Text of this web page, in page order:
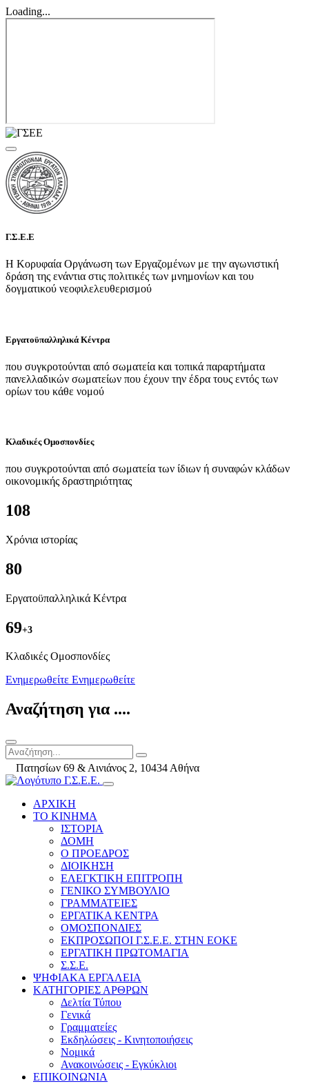
Loading...
Γ.Σ.Ε.Ε
Η Κορυφαία Οργάνωση των Εργαζομένων με την αγωνιστική
δράση της ενάντια στις πολιτικές των μνημονίων και του
δογματικού νεοφιλελευθερισμού
Εργατοϋπαλληλικά Κέντρα
που συγκροτούνται από σωματεία και τοπικά παραρτήματα
πανελλαδικών σωματείων που έχουν την έδρα τους εντός των
ορίων του κάθε νομού
Κλαδικές Ομοσπονδίες
που συγκροτούνται από σωματεία των ίδιων ή συναφών κλάδων
οικονομικής δραστηριότητας
108
Χρόνια ιστορίας
80
Εργατοϋπαλληλικά Κέντρα
69+3
Kλαδικές Ομοσπονδίες
Ενημερωθείτε Ενημερωθείτε
Αναζήτηση για ....
Πατησίων 69 & Αινιάνος 2, 10434 Αθήνα
ΑΡΧΙΚΗ
ΤΟ ΚΙΝΗΜΑ
ΙΣΤΟΡΙΑ
ΔΟΜΗ
Ο ΠΡΟΕΔΡΟΣ
ΔΙΟΙΚΗΣΗ
ΕΛΕΓΚΤΙΚΗ ΕΠΙΤΡΟΠΗ
ΓΕΝΙΚΟ ΣΥΜΒΟΥΛΙΟ
ΓΡΑΜΜΑΤΕΙΕΣ
ΕΡΓΑΤΙΚΑ ΚΕΝΤΡΑ
ΟΜΟΣΠΟΝΔΙΕΣ
ΕΚΠΡΟΣΩΠΟΙ Γ.Σ.Ε.Ε. ΣΤΗΝ ΕΟΚΕ
ΕΡΓΑΤΙΚΗ ΠΡΩΤΟΜΑΓΙΑ
Σ.Σ.Ε.
ΨΗΦΙΑΚΑ ΕΡΓΑΛΕΙΑ
ΚΑΤΗΓΟΡΙΕΣ ΑΡΘΡΩΝ
Δελτία Τύπου
Γενικά
Γραμματείες
Εκδηλώσεις - Κινητοποιήσεις
Νομικά
Ανακοινώσεις - Εγκύκλιοι
ΕΠΙΚΟΙΝΩΝΙΑ